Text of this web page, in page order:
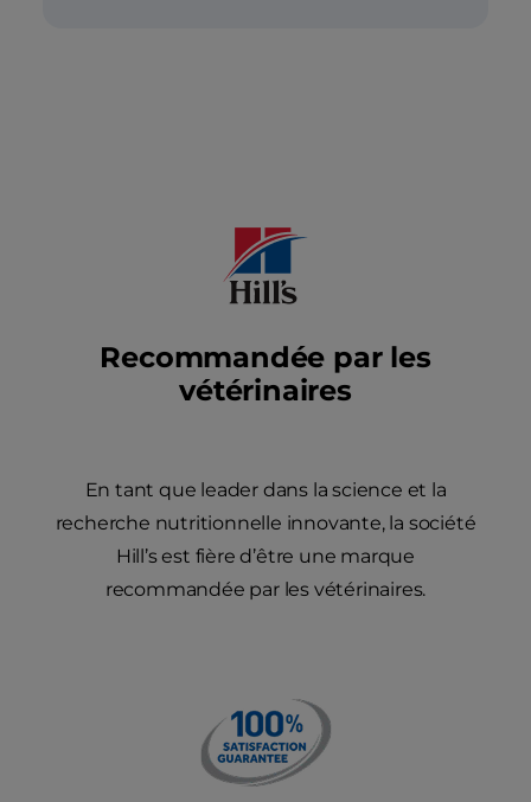
Recommandée par les
vétérinaires
En tant que leader dans la science et la
recherche nutritionnelle innovante, la société
Hill’s est fière d’être une marque
recommandée par les vétérinaires.